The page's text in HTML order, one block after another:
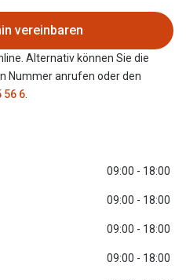
Kinderbrille
Oakley
Zubehör
vereinbaren
Alternativ können Sie die
Nummer anrufen oder den
56 6
09:00 - 18:00
09:00 - 18:00
09:00 - 18:00
09:00 - 18:00